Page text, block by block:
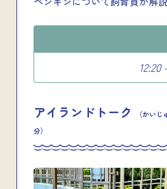
12:20
アイランドトーク
（かい
分）